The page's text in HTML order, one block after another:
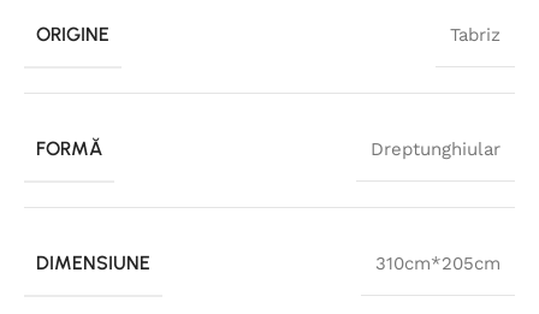
ORIGINE Tabriz
FORMĂ Dreptunghiular
DIMENSIUNE 310cm*205cm